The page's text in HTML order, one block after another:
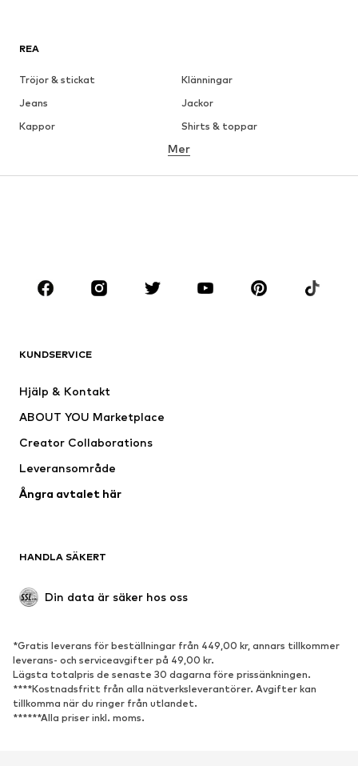
REA
Tröjor & stickat
Klänningar
Jeans
Jackor
Kappor
Shirts & toppar
Underkläder
Premium
Nytt
Underkläder
Kappor
Badkläder
Upcycling
Populärt
Sneakers
Stövletter
Pumps & högklackade skor
Stövlar
Sandaler
Mer
KUNDSERVICE
Hjälp & Kontakt
ABOUT YOU Marketplace
Creator Collaborations
Leveransområde
Ångra avtalet här
HANDLA SÄKERT
Din data är säker hos oss
*Gratis leverans för beställningar från 449,00 kr, annars tillkommer
leverans- och serviceavgifter på 49,00 kr.
Lägsta totalpris de senaste 30 dagarna före prissänkningen.
****Kostnadsfritt från alla nätverksleverantörer. Avgifter kan
tillkomma när du ringer från utlandet.
******Alla priser inkl. moms.